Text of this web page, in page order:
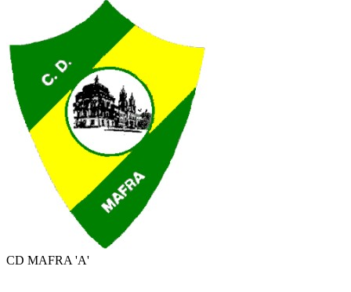
CD MAFRA 'A'